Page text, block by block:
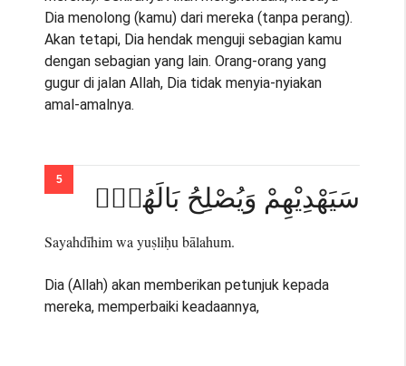
Dia menolong (kamu) dari mereka (tanpa perang).
Akan tetapi, Dia hendak menguji sebagian kamu
dengan sebagian yang lain. Orang-orang yang
gugur di jalan Allah, Dia tidak menyia-nyiakan
amal-amalnya.
سَيَهْدِيْهِمْ وَيُصْلِحُ بَالَهُمْۚ
Sayahdīhim wa yuṣliḥu bālahum.
Dia (Allah) akan memberikan petunjuk kepada
mereka, memperbaiki keadaannya,